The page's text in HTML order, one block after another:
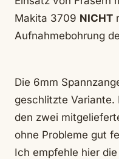
Makita 3709 NICHT
Aufnahmebohrung
Die 6mm
geschlitzte Variante.
den zwei
ohne Probleme gut
Ich empfehle hier